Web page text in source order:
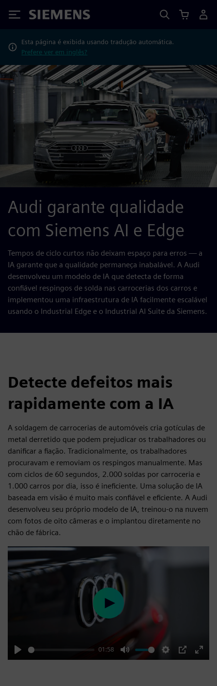
Siemens
Esta página é exibida usando tradução automática.
Prefere ver em inglês?
Audi garante qualidade
com Siemens AI e Edge
Tempos de ciclo curtos não deixam espaço para erros — a
IA garante que a qualidade permaneça inabalável. A Audi
desenvolveu um modelo de IA que detecta de forma
confiável respingos de solda nas carrocerias dos carros e
implementou uma infraestrutura de IA facilmente escalável
usando o Industrial Edge e o Industrial AI Suite da Siemens.
Detecte defeitos mais
rapidamente com a IA
A soldagem de carrocerias de automóveis cria gotículas de
metal derretido que podem prejudicar os trabalhadores ou
danificar a fiação. Tradicionalmente, os trabalhadores
procuravam e removiam os respingos manualmente. Mas
com ciclos de 60 segundos, 2.000 soldas por carroceria e
1.000 carros por dia, isso é ineficiente. Uma solução de IA
baseada em visão é muito mais confiável e eficiente. A Audi
desenvolveu seu próprio modelo de IA, treinou-o na nuvem
com fotos de oito câmeras e o implantou diretamente no
chão de fábrica.
Play
01:58
Mute Settings
PIP
Enter
Play